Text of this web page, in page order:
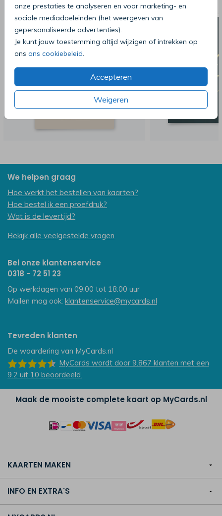
onze prestaties te analyseren en voor marketing- en
sociale mediadoeleinden (het weergeven van
gepersonaliseerde advertenties).
Je kunt jouw toestemming altijd wijzigen of intrekken op
ons ons cookiebeleid
Accepteren
Weigeren
We helpen graag
Hoe werkt het bestellen van kaarten?
Hoe bestel ik een proefdruk?
Wat is de levertijd?
Bekijk alle veelgestelde vragen
Bel onze klantenservice
0318 - 72 51 23
Op werkdagen van 09:00 tot 18:00 uur
Mailen mag ook: klantenservice@mycards.nl
Tevreden klanten
De waardering van MyCards.nl
MyCards wordt door 9.867 klanten met een
9.2 uit 10 beoordeeld.
Maak de mooiste complete kaart op MyCards.nl
KAARTEN MAKEN
INFO EN EXTRA'S